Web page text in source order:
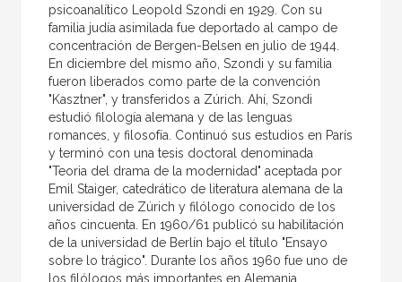
Coordinador
Editora
Escritor
Escritora
Ilustrador
Prologuista
Traductor
Traductora
psicoanalítico Leopold Szondi en 1929. Con su
familia judía asimilada fue deportado al campo de
concentración de Bergen-Belsen en julio de 1944.
En diciembre del mismo año, Szondi y su familia
fueron liberados como parte de la convención
"Kasztner", y transferidos a Zúrich. Ahí, Szondi
estudió filología alemana y de las lenguas
romances, y filosofía. Continuó sus estudios en París
y terminó con una tesis doctoral denominada
"Teoria del drama de la modernidad" aceptada por
Emil Staiger, catedrático de literatura alemana de la
universidad de Zúrich y filólogo conocido de los
años cincuenta. En 1960/61 publicó su habilitación
de la universidad de Berlín bajo el título "Ensayo
sobre lo trágico". Durante los años 1960 fue uno de
los filólogos más importantes en Alemania,